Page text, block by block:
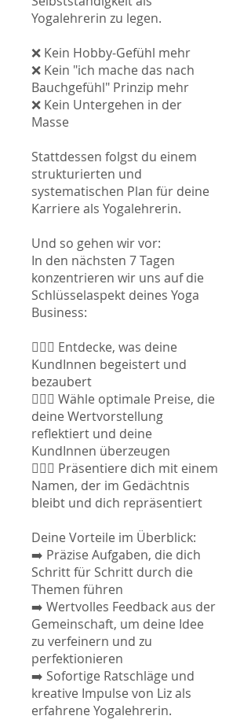
Yogalehrerin zu legen.
❌ Kein Hobby-Gefühl mehr
❌ Kein "ich mache das nach
Bauchgefühl" Prinzip mehr
❌ Kein Untergehen in der
Masse
Stattdessen folgst du einem
strukturierten und
systematischen Plan für deine
Karriere als Yogalehrerin.
Und so gehen wir vor:
In den nächsten 7 Tagen
konzentrieren wir uns auf die
Schlüsselaspekt deines Yoga
Business:
🧘🏼‍♀️ Entdecke, was deine
KundInnen begeistert und
bezaubert
🧘🏼‍♀️ Wähle optimale Preise, die
deine Wertvorstellung
reflektiert und deine
KundInnen überzeugen
🧘🏼‍♀️ Präsentiere dich mit einem
Namen, der im Gedächtnis
bleibt und dich repräsentiert
Deine Vorteile im Überblick:
➡️ Präzise Aufgaben, die dich
Schritt für Schritt durch die
Themen führen
➡️ Wertvolles Feedback aus der
Gemeinschaft, um deine Idee
zu verfeinern und zu
perfektionieren
➡️ Sofortige Ratschläge und
kreative Impulse von Liz als
erfahrene Yogalehrerin.